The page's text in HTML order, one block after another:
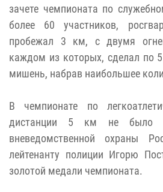
зачете чемпионата по
более 60 участников,
пробежал 3 км, с двумя
каждом из которых, сделал по
мишень, набрав наибольшее
В чемпионате по
дистанции 5 км не было
вневедомственной охраны
лейтенанту полиции Игорю
золотой медали чемпионата.